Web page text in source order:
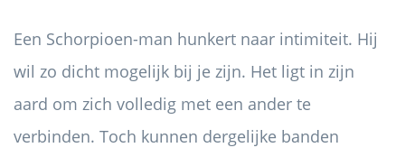
Een Schorpioen-man hunkert naar intimiteit. Hij
wil zo dicht mogelijk bij je zijn. Het ligt in zijn
aard om zich volledig met een ander te
verbinden. Toch kunnen dergelijke banden